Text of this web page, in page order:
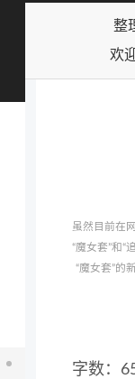
整
欢
虽然目前在
“魔女套”和“
“魔女套”的
字数：